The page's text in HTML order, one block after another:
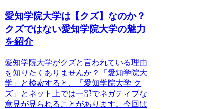
愛知学院大学は【クズ】なのか？
クズではない愛知学院大学の魅力
を紹介
愛知学院大学がクズと言われている理由
を知りたくありませんか？「愛知学院大
学」と検索すると、「愛知学院大学 ク
ズ」とネット上では一部でネガティブな
意見が見られることがあります。今回は